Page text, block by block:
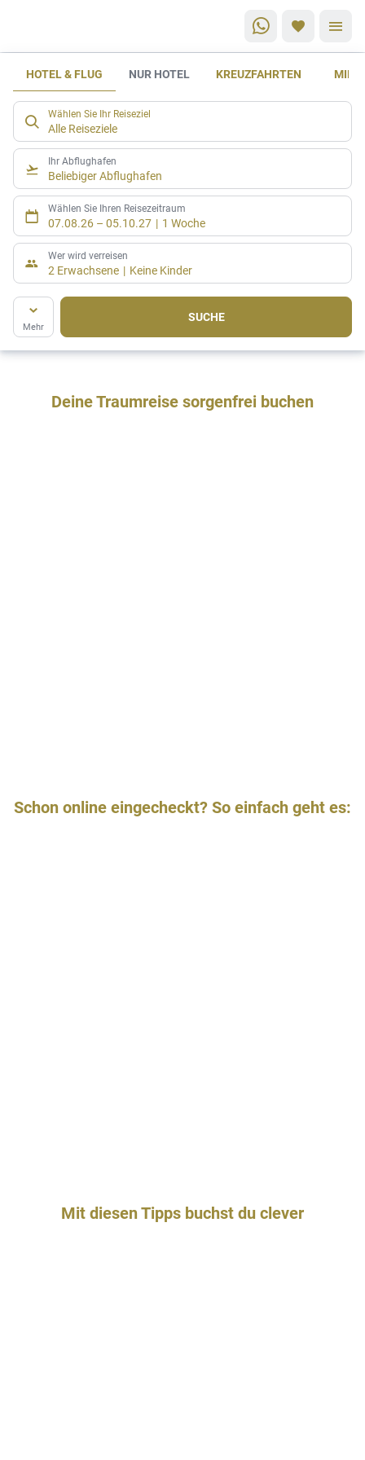
Tipps
rund um
die
Buchung
HOTEL & FLUG NUR HOTEL KREUZFAHRTEN
Wählen Sie Ihr Reiseziel
Alle Reiseziele
Ihr Abflughafen
Beliebiger Abflughafen
Wählen Sie Ihren Reisezeitraum
07.08.26 – 05.10.27 1 Woche
Wer wird verreisen
2 Erwachsene Keine Kinder
Mehr
SUCHE
Deine Traumreise sorgenfrei buchen
Schon online eingecheckt? So einfach geht es:
Mit diesen Tipps buchst du clever